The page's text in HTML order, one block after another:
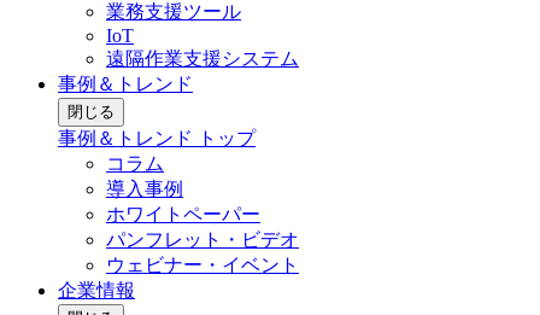
業務支援ツール
IoT
遠隔作業支援システム
事例＆トレンド
閉じる
事例＆トレンド トップ
コラム
導入事例
ホワイトペーパー
パンフレット・ビデオ
ウェビナー・イベント
企業情報